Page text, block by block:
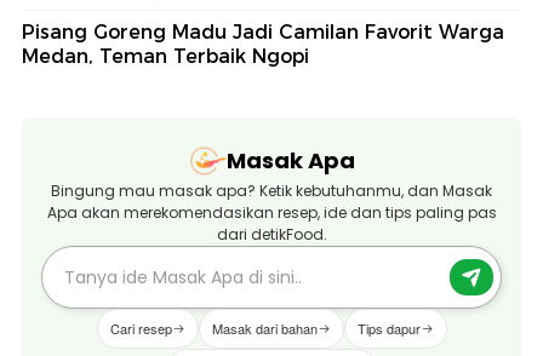
Pisang Goreng Madu Jadi Camilan Favorit Warga
Medan, Teman Terbaik Ngopi
Masak Apa
Bingung mau masak apa? Ketik kebutuhanmu, dan Masak
Apa akan merekomendasikan resep, ide dan tips paling pas
dari detikFood.
Cari resep Masak dari bahan Tips dapur